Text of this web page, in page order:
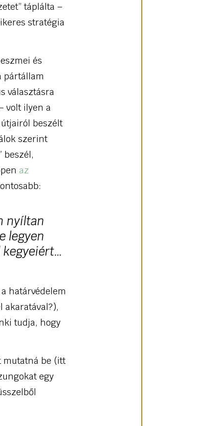
táplálta –
stratégia
és
pártállam
választásra
volt ilyen a
beszélt
szerint
beszél,
az
nyíltan
legyen
kegyeiért…
határvédelem
akaratával?),
tudja, hogy
mutatná be (itt
egy